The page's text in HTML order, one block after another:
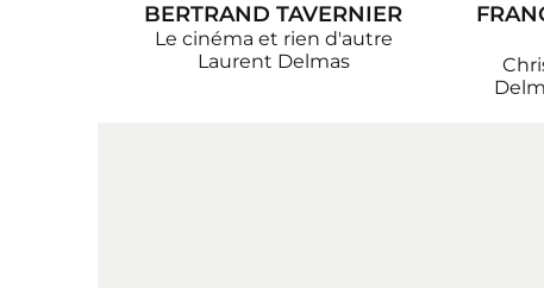
BERTRAND TAVERNIER
Le cinéma et rien d'autre
Laurent Delmas